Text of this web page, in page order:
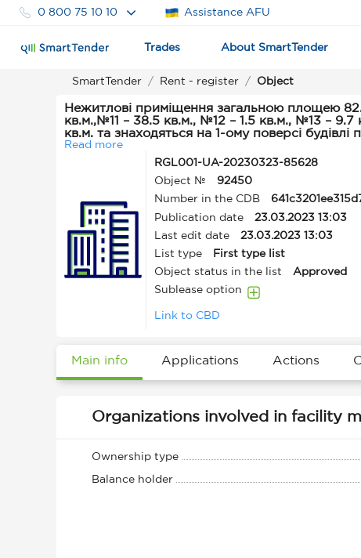
0 800 75 10 10 Assistance AFU
Trades About SmartTender
SmartTender Rent - register Object
Нежитлові приміщення загальною площею 82.4 кв. м., що
кв.м.,№11 – 38.5 кв.м., №12 – 1.5 кв.м., №13 –
кв.м. та знаходяться на 1-ому поверсі будівлі
лікарня» Гребінківської міської ради Полтавської
Полтавська обл., Лубенський р-н,
Read more
RGL001-UA-20230323-85628
Object №
92450
Number in the CDB
Publication date
23.03.2023 13:03
Last edit date
23.03.2023 13:03
List type
First type list
Object status in the list
Approved
Sublease option
Link to CBD
Main info Applications Actions
Organizations involved in facility
Ownership type
Balance holder